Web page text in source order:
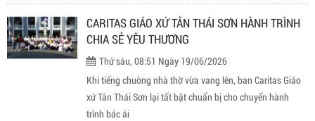
CARITAS GIÁO XỨ TÂN THÁI SƠN HÀNH TRÌNH
CHIA SẺ YÊU THƯƠNG
Thứ sáu, 08:51 Ngày 19/06/2026
Khi tiếng chuông nhà thờ vừa vang lên, ban Caritas Giáo
xứ Tân Thái Sơn lại tất bật chuẩn bị cho chuyến hành
trình bác ái